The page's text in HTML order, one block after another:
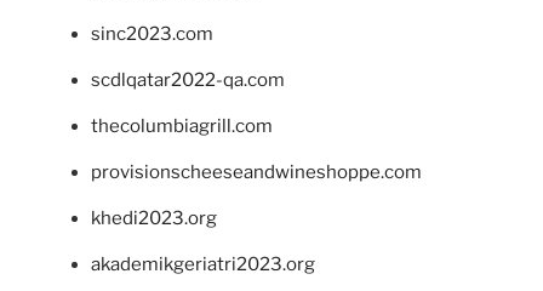
sinc2023.com
scdlqatar2022-qa.com
thecolumbiagrill.com
provisionscheeseandwineshoppe.com
khedi2023.org
akademikgeriatri2023.org